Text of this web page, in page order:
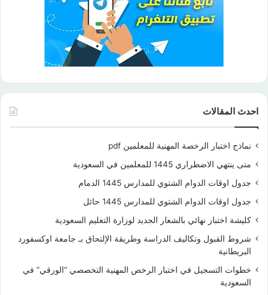
احدث المقالات
نماذج اختبار الرخصة المهنية للمعلمين pdf
متى ينتهي الاضطراري 1445 للمعلمين في السعودية
جدول اوقات الدوام الشتوي للمدارس 1445 الدمام
جدول اوقات الدوام الشتوي للمدارس 1445 حائل
كليشة اختبار نهائي بالشعار الجديد لوزارة التعليم السعودية
شروط القبول وتكاليف الدراسة وطريقة الإلتحاق بـ جامعة اوكسفورد
البريطانية
خطوات التسجيل في اختبار الرخص المهنية التخصصي “الورقي” في
السعودية